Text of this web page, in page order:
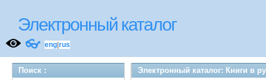
Электронный каталог
👓 eng rus
Поиск : Электронный каталог: Книги в